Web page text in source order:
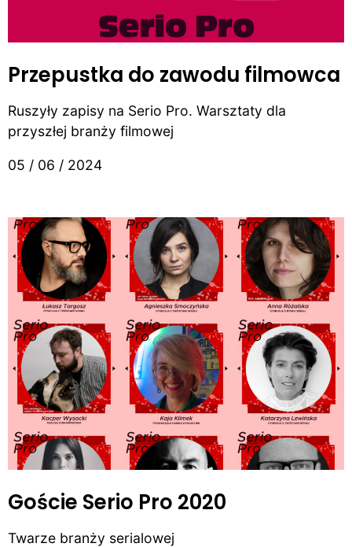
Przepustka do zawodu filmowca
Ruszyły zapisy na Serio Pro. Warsztaty dla
przyszłej branży filmowej
05 / 06 / 2024
Goście Serio Pro 2020
Twarze branży serialowej